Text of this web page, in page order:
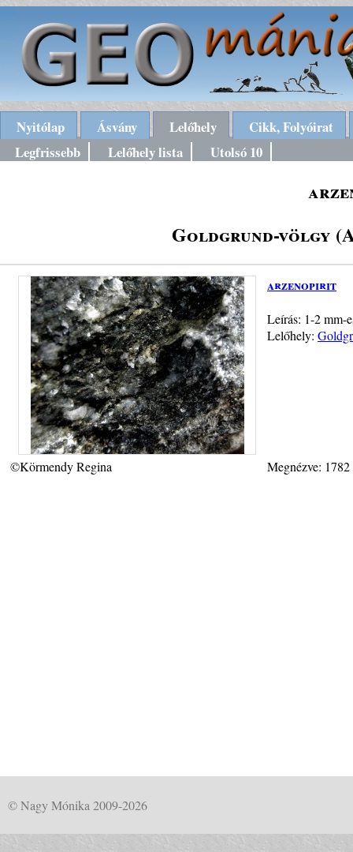
Nyitólap Ásvány Lelőhely
Cikk, Folyóirat
Legfrissebb
Lelőhely lista Utolsó 10
Goldgrund-völgy
arzenopirit
Leírás: 1-2 mm-
Lelőhely:
©Körmendy Regina Megnézve:
© Nagy Mónika 2009-2026